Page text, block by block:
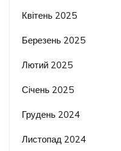
Квітень 2025
Березень 2025
Лютий 2025
Січень 2025
Грудень 2024
Листопад 2024